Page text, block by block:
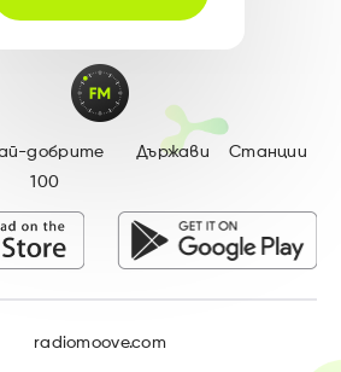
добрите
100
Държави Станции
radiomoove.com